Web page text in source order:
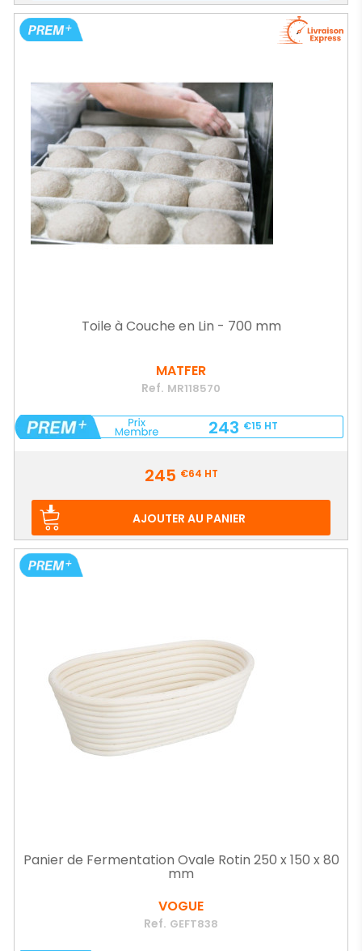
Toile à Couche en Lin - 700 mm
MATFER
Ref. MR118570
243 €15 HT
245 €64 HT
AJOUTER AU PANIER
Panier de Fermentation Ovale Rotin 250 x 150 x 80
mm
VOGUE
Ref. GEFT838